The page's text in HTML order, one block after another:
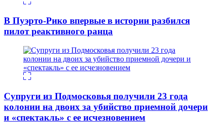
В Пуэрто-Рико впервые в истории разбился
пилот реактивного ранца
Супруги из Подмосковья получили 23 года
колонии на двоих за убийство приемной дочери
и «спектакль» с ее исчезновением